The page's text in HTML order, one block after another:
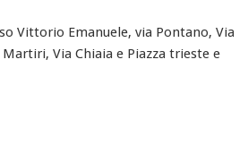
Vittorio Emanuele, via Pontano, Via
Via Chiaia e Piazza trieste e